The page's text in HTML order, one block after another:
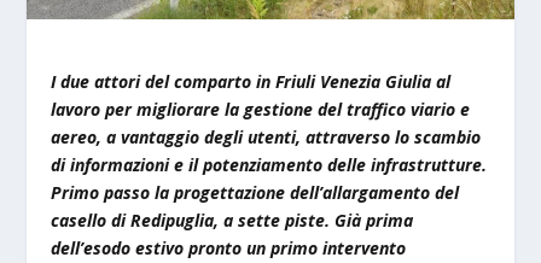
I due attori del comparto in Friuli Venezia Giulia al
lavoro per migliorare la gestione del traffico viario e
aereo, a vantaggio degli utenti, attraverso lo scambio
di informazioni e il potenziamento delle infrastrutture.
Primo passo la progettazione dell’allargamento del
casello di Redipuglia, a sette piste. Già prima
dell’esodo estivo pronto un primo intervento